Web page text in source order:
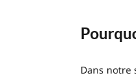
Dans notre